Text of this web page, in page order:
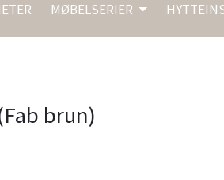
MØBELSERIER
brun)